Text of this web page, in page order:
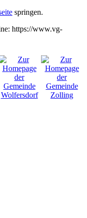
springen.
https://www.vg-